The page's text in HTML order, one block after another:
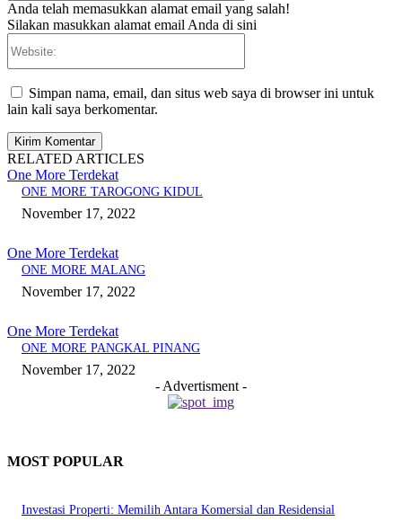
Anda telah memasukkan alamat email yang salah!
Silakan masukkan alamat email Anda di sini
Simpan nama, email, dan situs web saya di browser ini untuk
lain kali saya berkomentar.
RELATED ARTICLES
One More Terdekat
ONE MORE TAROGONG KIDUL
November 17, 2022
One More Terdekat
ONE MORE MALANG
November 17, 2022
One More Terdekat
ONE MORE PANGKAL PINANG
November 17, 2022
- Advertisment -
MOST POPULAR
Investasi Properti: Memilih Antara Komersial dan Residensial